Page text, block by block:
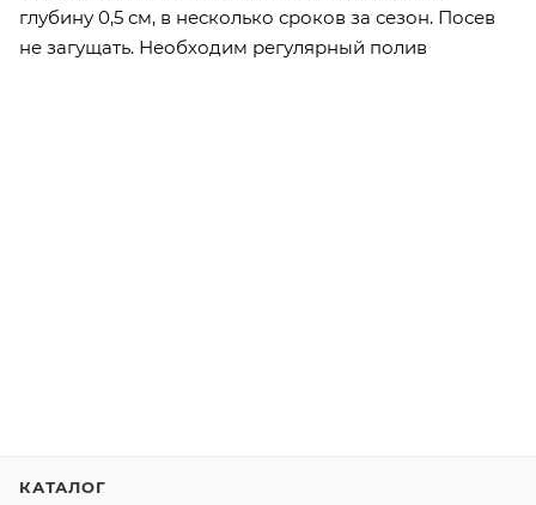
глубину 0,5 см, в несколько сроков за сезон. Посев
не загущать. Необходим регулярный полив
КАТАЛОГ